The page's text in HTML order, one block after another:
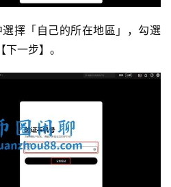
擇「自己的所在地區」，勾選
一步】。